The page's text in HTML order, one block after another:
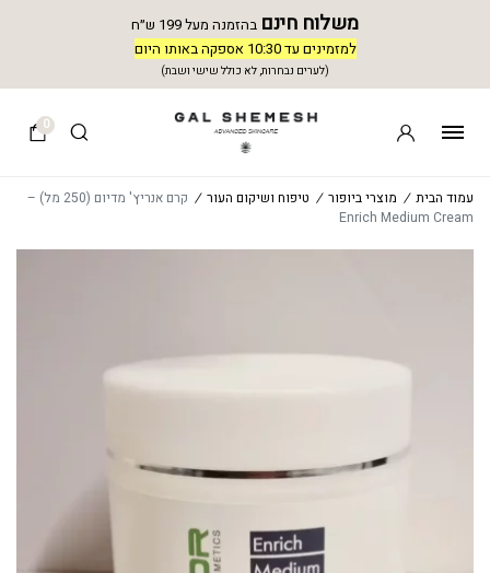
משלוח חינם בהזמנה מעל 199 ש״ח
למזמינים עד 10:30 אספקה באותו היום
(לערים נבחרות, לא כולל שישי ושבת)
0
עמוד הבית / מוצרי ביופור / טיפוח ושיקום העור /
קרם אנריץ' מדיום (250 מל) –
Enrich Medium Cream